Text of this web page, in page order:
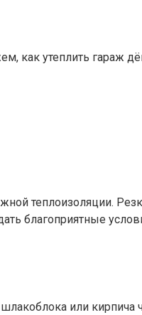
как утеплить гараж
теплоизоляции.
благоприятные
или